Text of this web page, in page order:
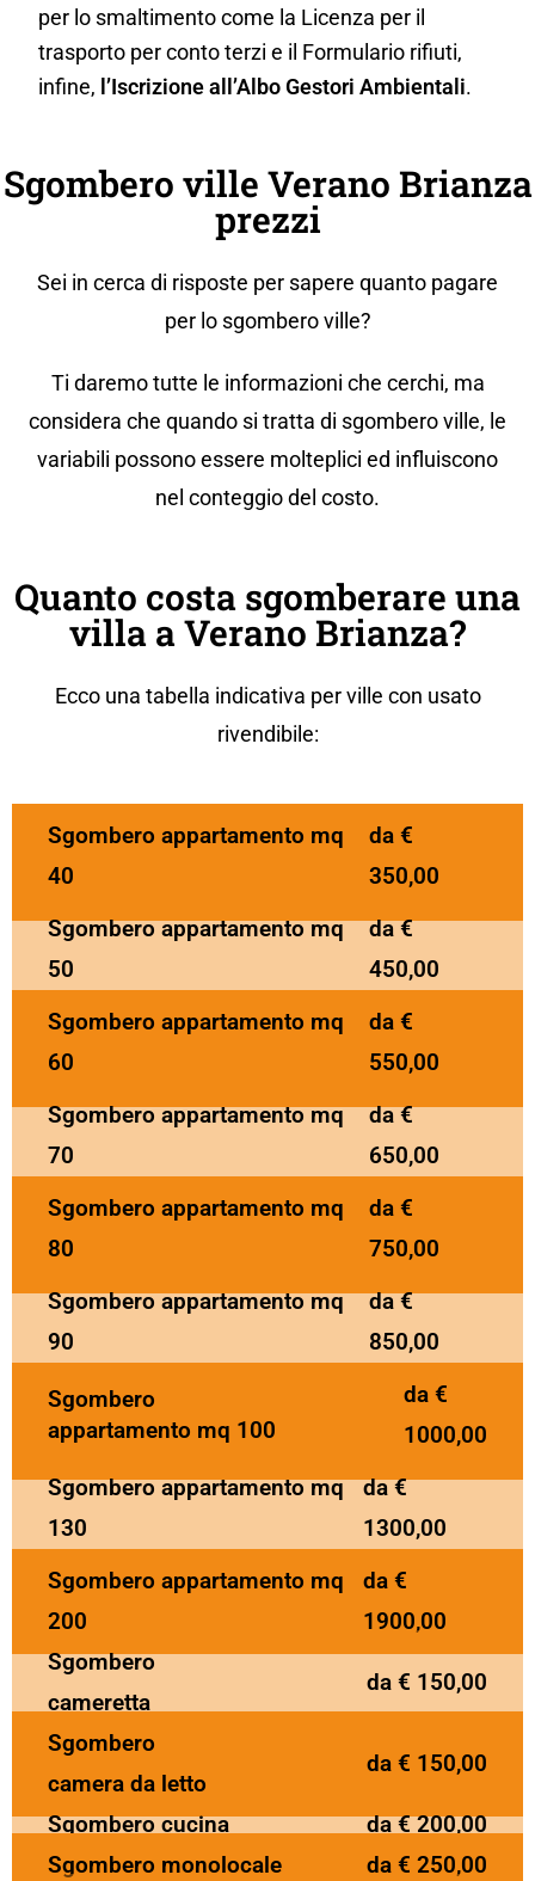
per lo smaltimento come la Licenza per il
trasporto per conto terzi e il Formulario rifiuti,
infine, l’Iscrizione all’Albo Gestori Ambientali.
Sgombero ville Verano Brianza
prezzi
Sei in cerca di risposte per sapere quanto pagare
per lo sgombero ville?
Ti daremo tutte le informazioni che cerchi, ma
considera che quando si tratta di sgombero ville, le
variabili possono essere molteplici ed influiscono
nel conteggio del costo.
Quanto costa sgomberare una
villa a Verano Brianza?
Ecco una tabella indicativa per ville con usato
rivendibile:
Sgombero appartamento mq
40
da €
350,00
Sgombero appartamento mq
50
da €
450,00
Sgombero appartamento mq
60
da €
550,00
Sgombero appartamento mq
70
da €
650,00
Sgombero appartamento mq
80
da €
750,00
Sgombero appartamento mq
90
da €
850,00
Sgombero
appartamento mq 100
da €
1000,00
Sgombero appartamento mq
130
da €
1300,00
Sgombero appartamento mq
200
da €
1900,00
Sgombero
cameretta
da € 150,00
Sgombero
camera da letto
da € 150,00
Sgombero cucina
da € 200,00
Sgombero monolocale
da € 250,00